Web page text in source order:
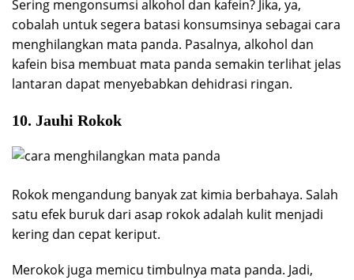
Sering mengonsumsi alkohol dan kafein? Jika, ya,
cobalah untuk segera batasi konsumsinya sebagai cara
menghilangkan mata panda. Pasalnya, alkohol dan
kafein bisa membuat mata panda semakin terlihat jelas
lantaran dapat menyebabkan dehidrasi ringan.
10. Jauhi Rokok
Rokok mengandung banyak zat kimia berbahaya. Salah
satu efek buruk dari asap rokok adalah kulit menjadi
kering dan cepat keriput.
Merokok juga memicu timbulnya mata panda. Jadi,